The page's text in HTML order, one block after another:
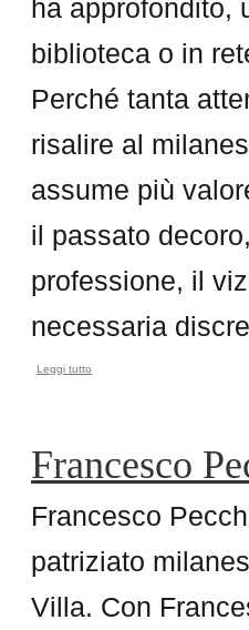
ha approfondito,
biblioteca o in
Perché tanta
risalire al
assume più
il passato
professione, il
necessaria
Leggi tutto
Francesco
Francesco
patriziato
Villa. Con